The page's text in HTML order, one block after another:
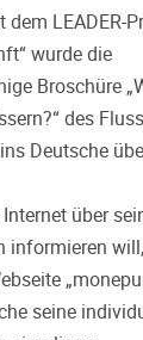
LEADER-
wurde die
Broschüre
des
Deutsche
über
informieren
seine